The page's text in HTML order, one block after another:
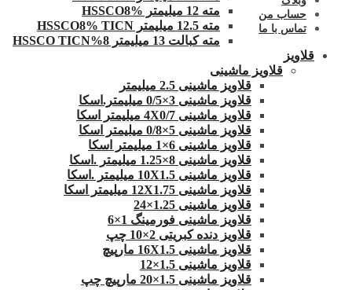
حساب من
تماس با ما
مته 12 میلیمتر HSSCO8%
مته 12.5 میلیمتر HSSCO8% TICN
مته کبالت 13 میلیمتر 8%HSSCO TICN
قلاویز
قلاویز ماشینی
قلاویز ماشینی 2.5 میلیمتر
قلاویز ماشینی 3×0/5 میلیمتر.اسکا
قلاویز ماشینی 4X0/7 میلیمتر اسکا
قلاویز ماشینی 5×0/8 میلیمتر اسکا
قلاویز ماشینی 6×1 میلیمتر اسکا
قلاویز ماشینی 8×1.25 میلیمتر .اسکا
قلاویز ماشینی 10X1.5 میلیمتر .اسکا
قلاویز ماشینی 12X1.75 میلیمتر اسکا
قلاویز ماشینی 1.25×24
قلاویز ماشینی فورمینگ 1×6
قلاویز دنده کبریتی 2×10 چپ
قلاویز ماشینی 16X1.5 مارپیچ
قلاویز ماشینی 1.5×12
قلاویز ماشینی 1.5×20 مارپیچ چپ